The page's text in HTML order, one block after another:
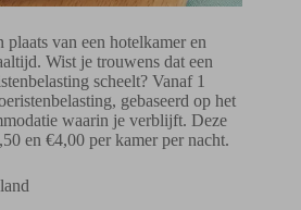
van een hotelkamer en
Wist je trouwens dat een
scheelt? Vanaf 1
gebaseerd op het
waarin je verblijft. Deze
en €4,00 per kamer per nacht.